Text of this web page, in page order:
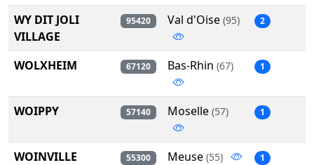
WY DIT JOLI
VILLAGE
95420 Val d'Oise (95) 2
WOLXHEIM 67120 Bas-Rhin (67) 1
WOIPPY 57140 Moselle (57) 1
WOINVILLE 55300 Meuse (55) 1